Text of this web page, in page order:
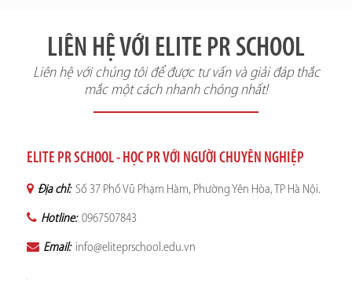
LIÊN HỆ VỚI ELITE PR SCHOOL
Liên hệ với chúng tôi để được tư vấn và giải đáp thắc
mắc một cách nhanh chóng nhất!
ELITE PR SCHOOL - HỌC PR VỚI NGƯỜI CHUYÊN NGHIỆP
Địa chỉ: Số 37 Phố Vũ Phạm Hàm, Phường Yên Hòa, TP Hà Nội.
Hotline: 0967507843
Email: info@eliteprschool.edu.vn